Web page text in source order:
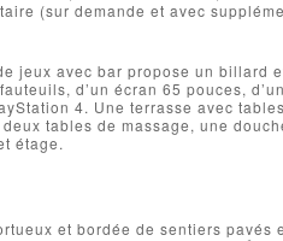
(sur demande et avec
jeux avec bar propose un billard
d’un écran 65 pouces,
4. Une terrasse avec
tables de massage, une
étage.
et bordée de sentiers